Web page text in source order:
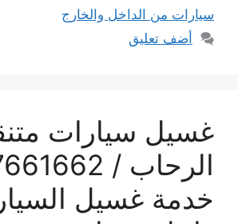
سيارات من الداخل والخارج
أضف تعليق
غسيل سيارات
خدمة غسيل